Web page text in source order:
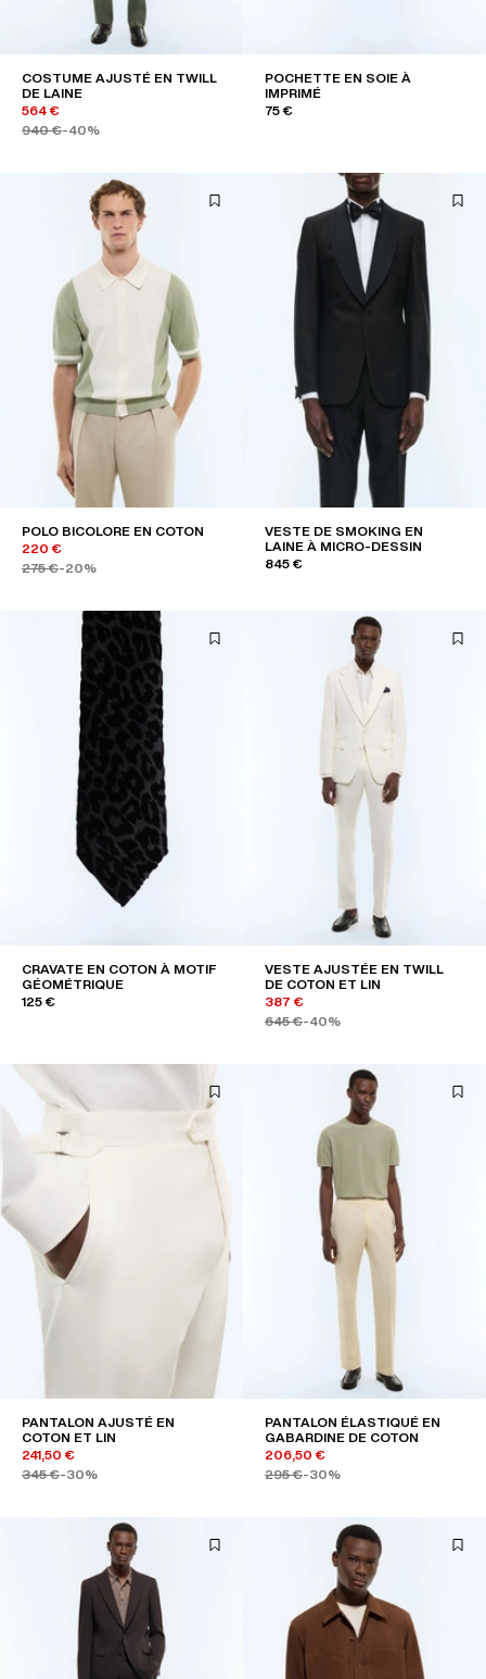
COSTUME AJUSTÉ EN TWILL
DE LAINE
564 €
940 €-40%
POCHETTE EN SOIE À
IMPRIMÉ
75 €
POLO BICOLORE EN COTON
220 €
275 €-20%
VESTE DE SMOKING EN
LAINE À MICRO-DESSIN
845 €
CRAVATE EN COTON À MOTIF
GÉOMÉTRIQUE
125 €
VESTE AJUSTÉE EN TWILL
DE COTON ET LIN
387 €
645 €-40%
PANTALON AJUSTÉ EN
COTON ET LIN
241,50 €
345 €-30%
PANTALON ÉLASTIQUÉ EN
GABARDINE DE COTON
206,50 €
295 €-30%